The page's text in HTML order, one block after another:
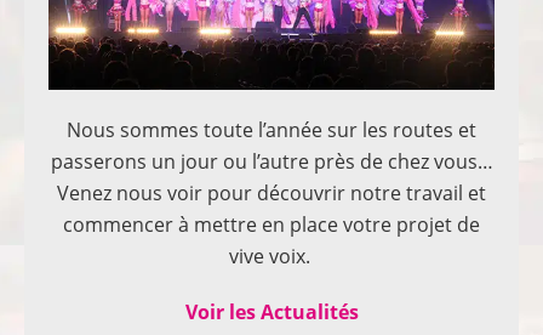
Nous sommes toute l’année sur les routes et
passerons un jour ou l’autre près de chez vous…
Venez nous voir pour découvrir notre travail et
commencer à mettre en place votre projet de
vive voix.
Voir les Actualités